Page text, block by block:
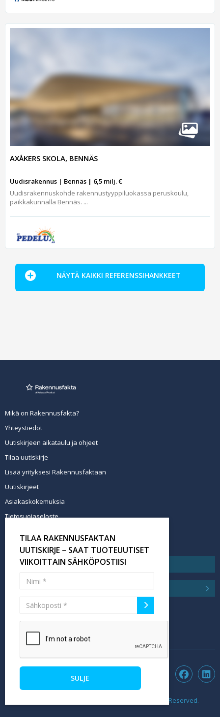
AXÅKERS SKOLA, BENNÄS
Uudisrakennus | Bennäs | 6,5 milj. €
Uudisrakennuskohde rakennustyyppiluokassa peruskoulu,
paikkakunnalla Bennäs. ...
NÄYTÄ KAIKKI REFERENSSIHANKKEET
Mikä on Rakennusfakta?
Yhteystiedot
Uutiskirjeen aikataulu ja ohjeet
Tilaa uutiskirje
Lisää yrityksesi Rakennusfaktaan
Uutiskirjeet
Asiakaskokemuksia
Tietosuojaseloste
Tilaa uutiskirje
©2026 rakennusfakta.fi - Hubexo Finland Oy. All Rights Reserved.
TILAA RAKENNUSFAKTAN
UUTISKIRJE – SAAT TUOTEUUTISET
VIIKOITTAIN SÄHKÖPOSTIISI
SULJE